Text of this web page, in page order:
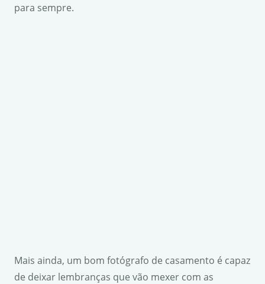
para sempre.
Mais ainda, um bom fotógrafo de casamento é capaz
de deixar lembranças que vão mexer com as